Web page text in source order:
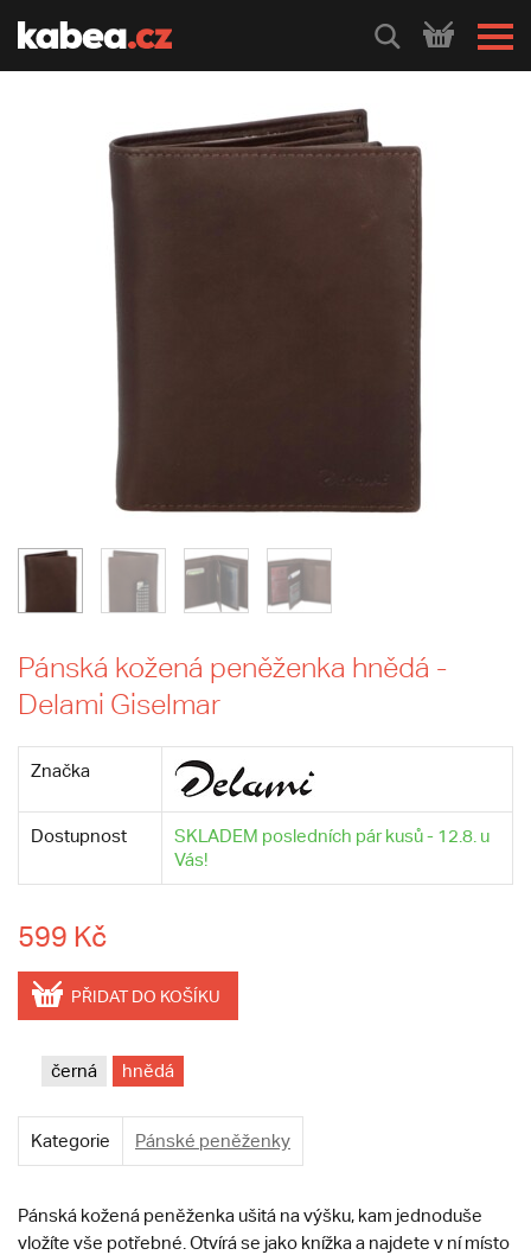
HLEDEJ
Pánská kožená peněženka hnědá -
Delami Giselmar
Značka
Dostupnost
SKLADEM posledních pár kusů - 12.8. u
Vás!
599 Kč
PŘIDAT DO KOŠÍKU
černá hnědá
Kategorie Pánské peněženky
Pánská kožená peněženka ušitá na výšku, kam jednoduše
vložíte vše potřebné. Otvírá se jako knížka a najdete v ní místo